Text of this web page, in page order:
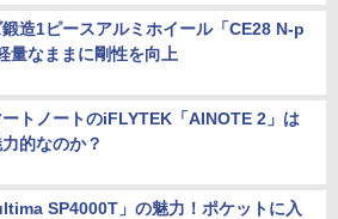
鍛造1ピースアルミホイール「CE28 N-p
量なままに剛性を向上
トノートのiFLYTEK「AINOTE 2」は
的なのか？
SP4000T」の魅力！ポケットに入